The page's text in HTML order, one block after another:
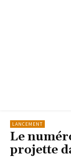
LANCEMENT
Le
projette